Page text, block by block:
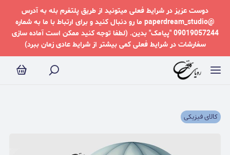
دوست عزیز در شرایط فعلی میتونید از طریق پلتفرم بله به آدرس
@paperdream_studio ما رو دنبال کنید و برای ارتباط با ما به شماره
09019057244 "پیامک" بدین. (لطفا توجه کنید ممکن است آماده سازی
سفارشات در شرایط فعلی کمی بیشتر از شرایط عادی زمان ببرد)
کالای فیزیکی